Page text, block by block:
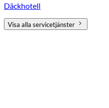
Däckhotell
Visa alla servicetjänster